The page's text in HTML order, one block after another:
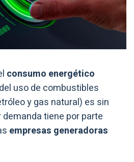
consumo energético
uso de combustibles
y gas natural) es sin
tiene por parte
empresas generadoras